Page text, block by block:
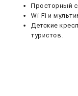
Просторный
Wi-Fi и
Детские
туристов.